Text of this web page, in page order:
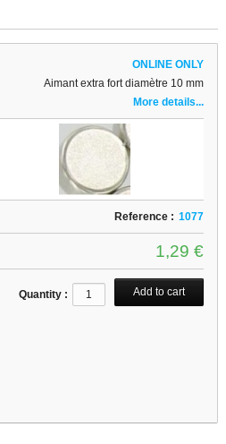
ONLINE ONLY
Aimant extra fort diamètre 10 mm
More details...
Reference : 1077
1,29 €
Quantity :